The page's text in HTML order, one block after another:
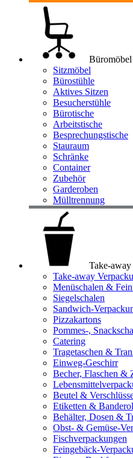
Sitzmöbel
Bürostühle
Aktives Sitzen
Besucherstühle
Bürotische
Arbeitstische
Besprechungstische
Stauraum
Schränke
Container
Zubehör
Garderoben
Mülltrennung
Take-
Take-away
Menüschalen &
Siegelschalen
Sandwich-
Pizzakartons
Pommes-,
Catering
Tragetaschen &
Einweg-Geschirr
Becher, Flaschen &
Beutel &
Etiketten &
Behälter, Dosen &
Obst- & Gemüse-
Fischverpackungen
Feingebäck-